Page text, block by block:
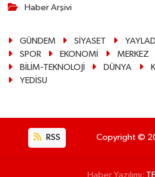
Haber Arşivi
GÜNDEM SİYASET
SPOR
EKONOMİ MERKEZ
BİLİM-TEKNOLOJİ
DÜNYA
YEDİSU
RSS Copyright ©
Haber Yazılımı: